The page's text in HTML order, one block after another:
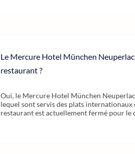
Le Mercure Hotel München
restaurant ?
Oui, le Mercure Hotel München
lequel sont servis des plats
restaurant est actuellement fermé pour le